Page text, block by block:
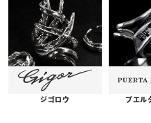
ジゴロウ プエル